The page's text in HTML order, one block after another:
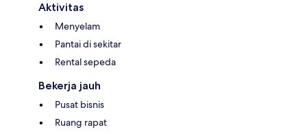
Aktivitas
Menyelam
Pantai di sekitar
Rental sepeda
Bekerja jauh
Pusat bisnis
Ruang rapat